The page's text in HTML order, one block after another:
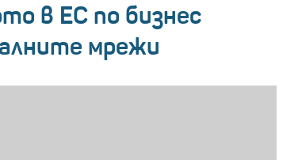
в ЕС по бизнес
мрежи